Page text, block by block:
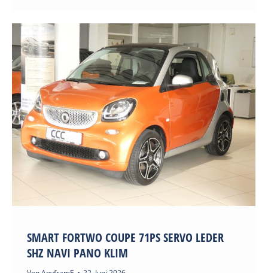
SMART FORTWO COUPE 71PS SERVO LEDER
SHZ NAVI PANO KLIM